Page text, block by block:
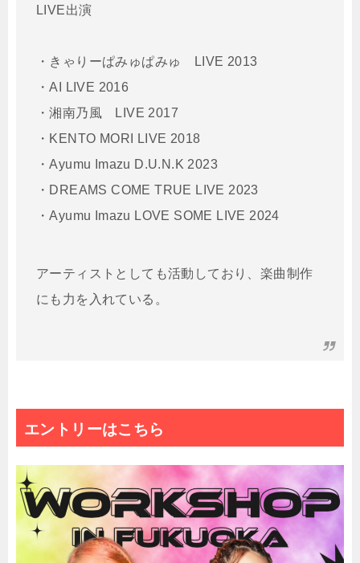
LIVE出演
・きゃりーぱみゅぱみゅ LIVE 2013
・AI LIVE 2016
・湘南乃風 LIVE 2017
・KENTO MORI LIVE 2018
・Ayumu Imazu D.U.N.K 2023
・DREAMS COME TRUE LIVE 2023
・Ayumu Imazu LOVE SOME LIVE 2024
アーティストとしても活動しており、楽曲制作
にも力を入れている。
エントリーはこちら